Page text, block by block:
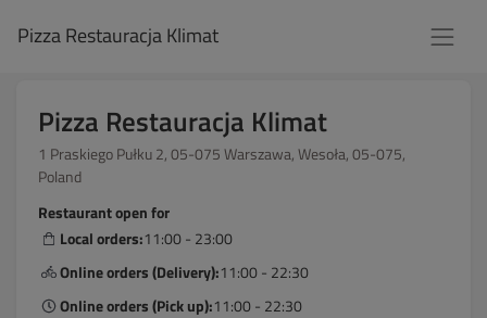
Pizza Restauracja Klimat
Pizza Restauracja Klimat
1 Praskiego Pułku 2, 05-075 Warszawa, Wesoła, 05-075,
Poland
Restaurant open for
Local orders:11:00 - 23:00
Online orders (Delivery):11:00 - 22:30
Online orders (Pick up):11:00 - 22:30